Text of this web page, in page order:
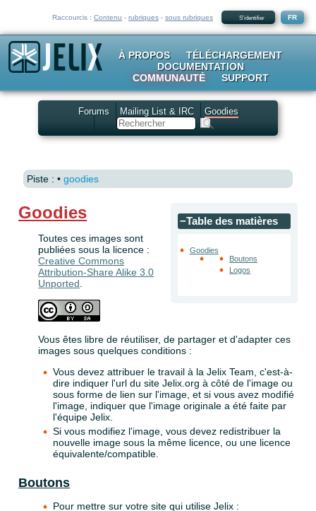
Raccourcis : Contenu - rubriques - sous rubriques S'identifier FR
À PROPOS
TÉLÉCHARGEMENT
DOCUMENTATION
COMMUNAUTÉ
SUPPORT
Forums Mailing List & IRC
Goodies
Rechercher
Piste : • goodies
−Table des matières
Goodies
Boutons
Logos
Goodies
Toutes ces images sont
publiées sous la licence :
Creative Commons
Attribution-Share Alike 3.0
Unported.
Vous êtes libre de réutiliser, de partager et d'adapter ces
images sous quelques conditions :
Vous devez attribuer le travail à la Jelix Team, c'est-à-
dire indiquer l'url du site Jelix.org à côté de l'image ou
sous forme de lien sur l'image, et si vous avez modifié
l'image, indiquer que l'image originale a été faite par
l'équipe Jelix.
Si vous modifiez l'image, vous devez redistribuer la
nouvelle image sous la même licence, ou une licence
équivalente/compatible.
Boutons
Pour mettre sur votre site qui utilise Jelix :